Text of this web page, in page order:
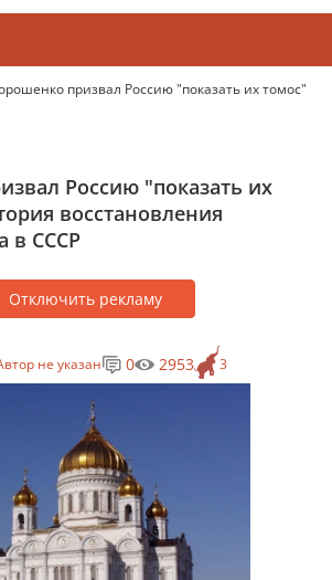
призвал Россию "показать их томос"
Россию "показать их
восстановления
в СССР
Отключить рекламу
не указан 3
0 2953